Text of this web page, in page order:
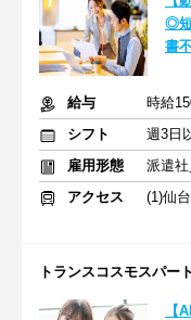
◎短
書
給与
時給
シフト
雇用形態
派遣社
アクセス
(1)仙
トランスコスモスパー
【